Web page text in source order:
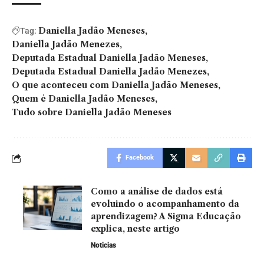
Tag: Daniella Jadão Meneses
Daniella Jadão Menezes
Deputada Estadual Daniella Jadão Meneses
Deputada Estadual Daniella Jadão Menezes
O que aconteceu com Daniella Jadão Meneses
Quem é Daniella Jadão Meneses
Tudo sobre Daniella Jadão Meneses
Facebook
Como a análise de dados está
evoluindo o acompanhamento da
aprendizagem? A Sigma Educação
explica, neste artigo
Noticias